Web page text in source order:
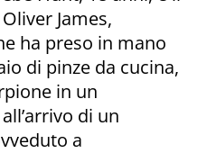
James,
ha preso in mano
di pinze da cucina,
in un
di un
a